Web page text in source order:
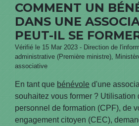
COMMENT UN
DANS UNE
PEUT-IL SE
Vérifié le 15 Mar 2023 - Direction de
administrative (Première ministre),
associative
En tant que bénévole d'une
souhaitez vous former ? Utilisation
personnel de formation (CPF), de
engagement citoyen (CEC),